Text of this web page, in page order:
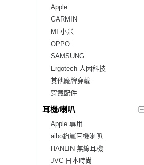
Apple
GARMIN
MI 小米
OPPO
SAMSUNG
Ergotech 人因科技
其他廠牌穿戴
穿戴配件
耳機/喇叭
Apple 專用
aibo鈞嵐耳機喇叭
HANLIN 無線耳機
JVC 日本時尚